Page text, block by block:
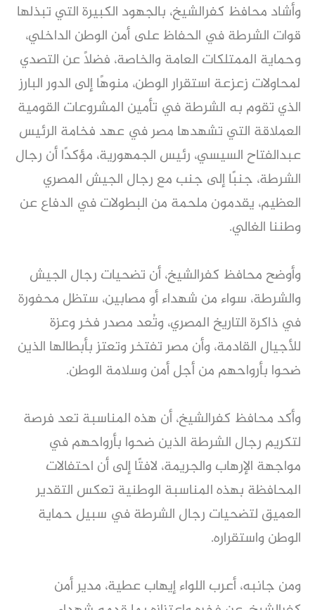
وأشاد محافظ كفرالشيخ، بالجهود الكبيرة التي تبذلها
قوات الشرطة في الحفاظ على أمن الوطن الداخلي،
وحماية الممتلكات العامة والخاصة، فضلًا عن التصدي
لمحاولات زعزعة استقرار الوطن، منوهًا إلى الدور البارز
الذي تقوم به الشرطة في تأمين المشروعات القومية
العملاقة التي تشهدها مصر في عهد فخامة الرئيس
عبدالفتاح السيسي، رئيس الجمهورية، مؤكدًا أن رجال
الشرطة، جنبًا إلى جنب مع رجال الجيش المصري
العظيم، يقدمون ملحمة من البطولات في الدفاع عن
وطننا الغالي.
وأوضح محافظ كفرالشيخ، أن تضحيات رجال الجيش
والشرطة، سواء من شهداء أو مصابين، ستظل محفورة
في ذاكرة التاريخ المصري، وتُعد مصدر فخر وعزة
للأجيال القادمة، وأن مصر تفتخر وتعتز بأبطالها الذين
ضحوا بأرواحهم من أجل أمن وسلامة الوطن.
وأكد محافظ كفرالشيخ، أن هذه المناسبة تعد فرصة
لتكريم رجال الشرطة الذين ضحوا بأرواحهم في
مواجهة الإرهاب والجريمة، لافتًا إلى أن احتفالات
المحافظة بهذه المناسبة الوطنية تعكس التقدير
العميق لتضحيات رجال الشرطة في سبيل حماية
الوطن واستقراره.
ومن جانبه، أعرب اللواء إيهاب عطية، مدير أمن